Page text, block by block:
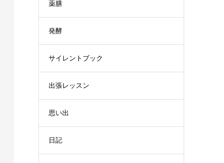
薬膳
発酵
サイレントブック
出張レッスン
思い出
日記